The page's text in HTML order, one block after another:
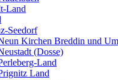
Land
Seedorf
Kirchen Breddin und
(Dosse)
Land
Land